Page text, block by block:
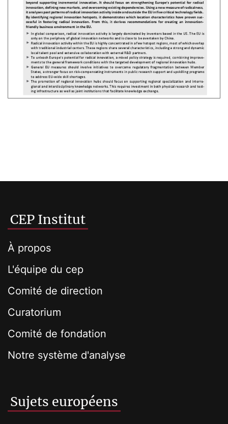
CEP Institut
À propos
L'équipe du cep
Comité de direction
Curatorium
Comité de fondation
Notre système d'analyse
Sujets européens